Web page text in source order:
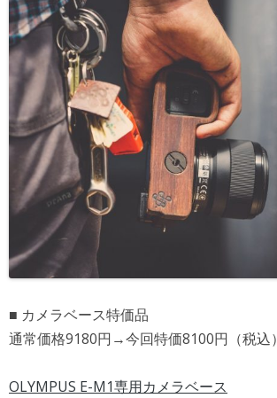
■ カメラベース特価品
通常価格9180円→今回特価8100円（税込）
OLYMPUS E-M1専用カメラベース